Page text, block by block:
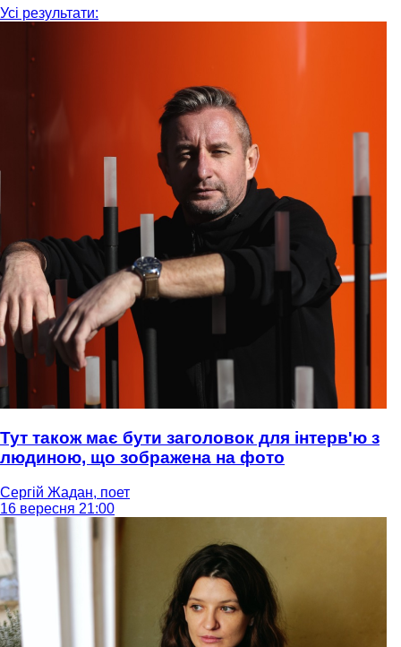
Усі результати:
Тут також має бути заголовок для інтерв'ю з
людиною, що зображена на фото
Сергій Жадан, поет
16 вересня 21:00